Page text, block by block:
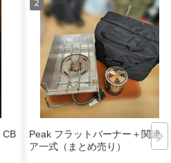
CB
Peak フラットバーナー＋関連ギ
ア一式（まとめ売り）